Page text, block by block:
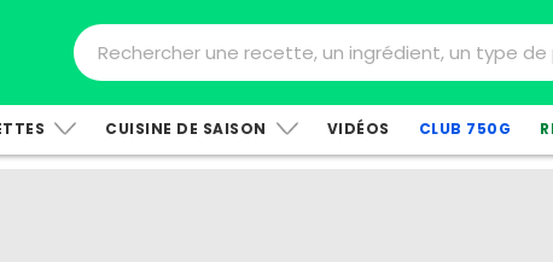
CUISINE DE SAISON VIDÉOS CLUB 750G